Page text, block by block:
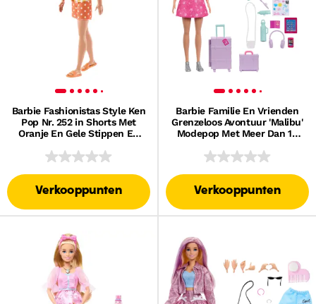
Barbie Fashionistas Style Ken
Pop Nr. 252 in Shorts Met
Oranje En Gele Stippen En
Shirt, Blond Haar
Verkooppunten
Barbie Familie En Vrienden
Grenzeloos Avontuur 'Malibu'
Modepop Met Meer Dan 10
Verkooppunten